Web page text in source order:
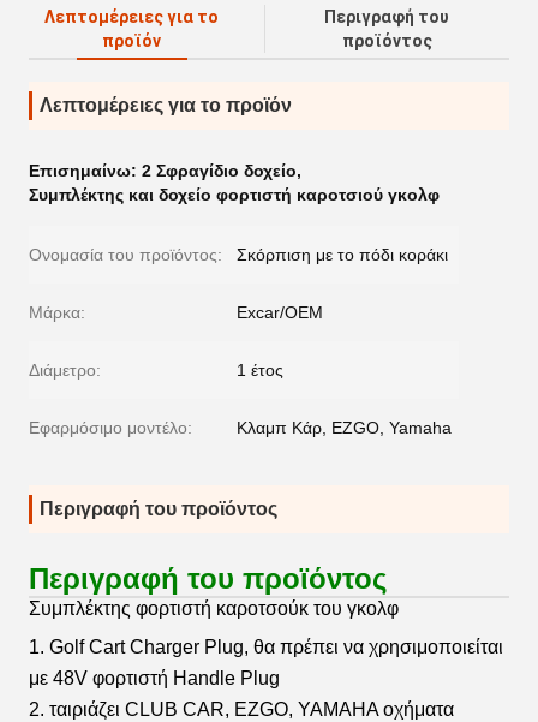
Λεπτομέρειες για το
προϊόν
Περιγραφή του
προϊόντος
Λεπτομέρειες για το προϊόν
Επισημαίνω: 2 Σφραγίδιο δοχείο,
Συμπλέκτης και δοχείο φορτιστή καροτσιού γκολφ
Ονομασία του προϊόντος: Σκόρπιση με το πόδι κοράκι
Μάρκα: Excar/OEM
Διάμετρο: 1 έτος
Εφαρμόσιμο μοντέλο: Κλαμπ Κάρ, EZGO, Yamaha
Περιγραφή του προϊόντος
Περιγραφή του προϊόντος
Συμπλέκτης φορτιστή καροτσούκ του γκολφ
1. Golf Cart Charger Plug, θα πρέπει να χρησιμοποιείται
με 48V φορτιστή Handle Plug
2. ταιριάζει CLUB CAR, EZGO, YAMAHA οχήματα